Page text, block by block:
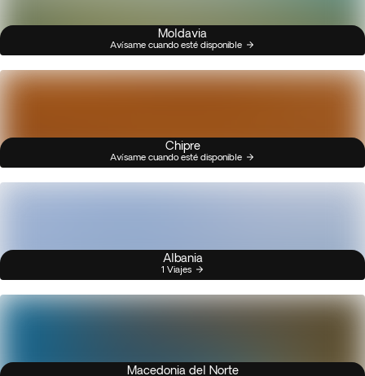
Moldavia
Avísame cuando esté disponible
Chipre
Avísame cuando esté disponible
Albania
1 Viajes
Macedonia del Norte